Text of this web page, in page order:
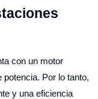
con un motor
potencia. Por lo tanto,
y una eficiencia